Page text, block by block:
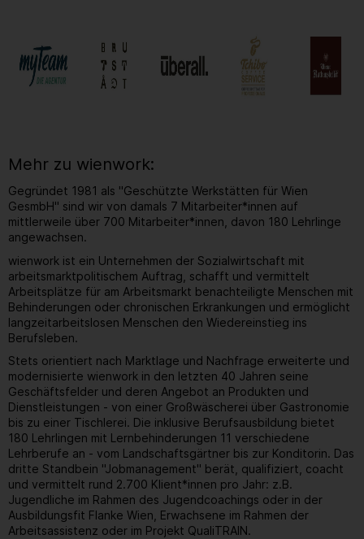
Mehr zu wienwork:
Gegründet 1981 als "Geschützte Werkstätten für Wien
GesmbH" sind wir von damals 7 Mitarbeiter*innen auf
mittlerweile über 700 Mitarbeiter*innen, davon 180 Lehrlinge
angewachsen.
wienwork ist ein Unternehmen der Sozialwirtschaft mit
arbeitsmarktpolitischem Auftrag, schafft und vermittelt
Arbeitsplätze für am Arbeitsmarkt benachteiligte Menschen mit
Behinderungen oder chronischen Erkrankungen und ermöglicht
langzeitarbeitslosen Menschen den Wiedereinstieg ins
Berufsleben.
Stets orientiert nach Marktlage und Nachfrage erweiterte und
modernisierte wienwork in den letzten 40 Jahren seine
Geschäftsfelder und deren Angebot an Produkten und
Dienstleistungen - von einer Großwäscherei über Gastronomie
bis zu einer Tischlerei. Die inklusive Berufsausbildung bietet
180 Lehrlingen mit Lernbehinderungen 11 verschiedene
Lehrberufe an - vom Landschaftsgärtner bis zur Konditorin. Das
dritte Standbein "Jobmanagement" berät, qualifiziert, coacht
und vermittelt rund 2.700 Klient*innen pro Jahr: z.B.
Jugendliche im Rahmen des Jugendcoachings oder in der
Ausbildungsfit Flanke Wien, Erwachsene im Rahmen der
Arbeitsassistenz oder im Projekt QualiTRAIN.